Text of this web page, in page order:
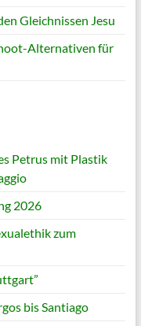
Gleichnissen Jesu
Alternativen für
Petrus mit Plastik
2026
zum
bis Santiago